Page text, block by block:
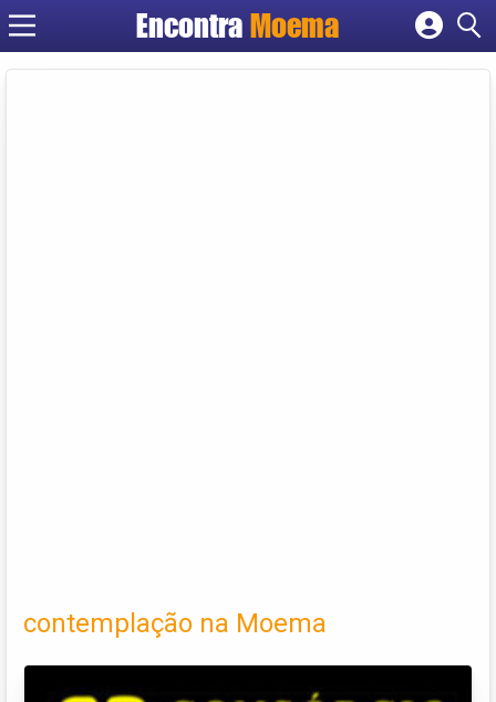
Encontra Moema
contemplação na Moema